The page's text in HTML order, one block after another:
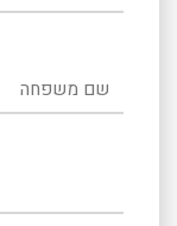
שם משפחה